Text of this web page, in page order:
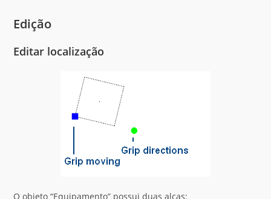
Edição
Editar localização
O objeto “Equipamento” possui duas alças: